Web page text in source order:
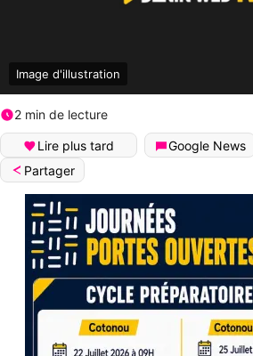
Image d'illustration
2 min de lecture
Lire plus tard Google News
Partager